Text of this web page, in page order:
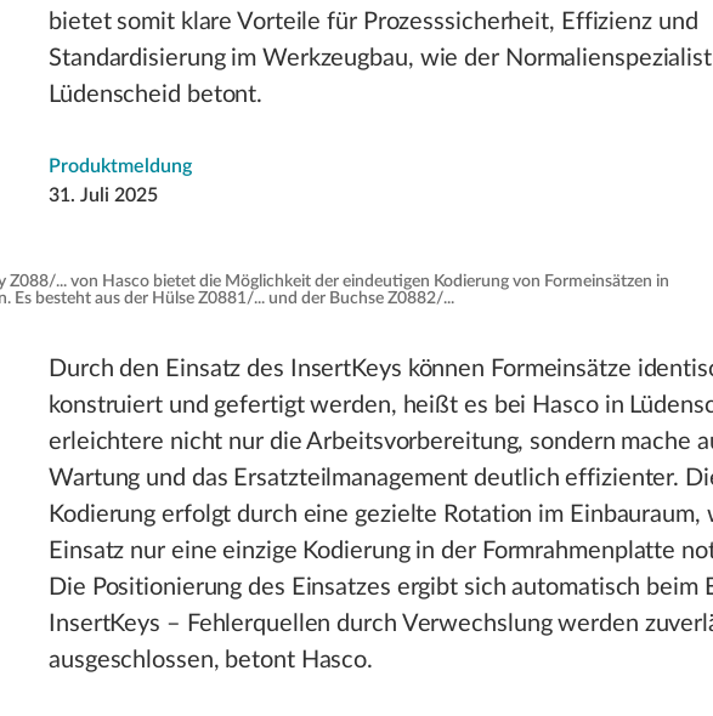
bietet somit klare Vorteile für Prozesssicherheit, Effizienz und
Standardisierung im Werkzeugbau, wie der
Lüdenscheid betont.
Produktmeldung
31. Juli 2025
Z088/... von Hasco bietet die Möglichkeit der eindeutigen Kodierung von Formeinsätzen in
Es besteht aus der Hülse Z0881/... und der Buchse Z0882/...
Durch den Einsatz des InsertKeys können Formeinsätze
konstruiert und gefertigt werden, heißt es bei Hasco in
erleichtere nicht nur die Arbeitsvorbereitung, sondern mache
Wartung und das Ersatzteilmanagement deutlich effizienter.
Kodierung erfolgt durch eine gezielte Rotation im Einbauraum,
Einsatz nur eine einzige Kodierung in der Formrahmenplatte
Die Positionierung des Einsatzes ergibt sich automatisch beim
InsertKeys – Fehlerquellen durch Verwechslung werden
ausgeschlossen, betont Hasco.